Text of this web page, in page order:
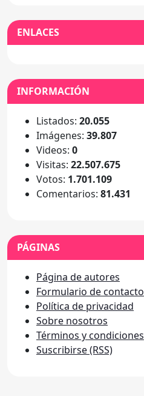
ENLACES
INFORMACIÓN
Listados: 20.055
Imágenes: 39.807
Videos: 0
Visitas: 22.507.675
Votos: 1.701.109
Comentarios: 81.431
PÁGINAS
Página de autores
Formulario de contacto
Política de privacidad
Sobre nosotros
Términos y condiciones
Suscribirse (RSS)